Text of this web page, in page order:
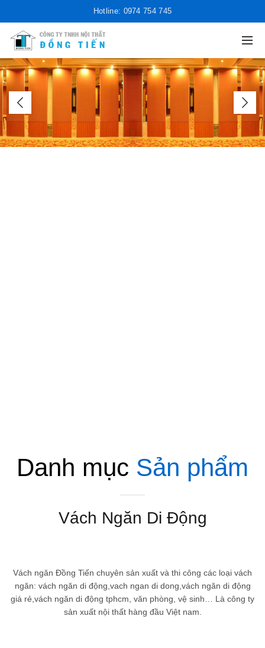
Hotline: 0974 754 745
Danh mục Sản phẩm
Vách Ngăn Di Động
Vách ngăn Đồng Tiến chuyên sản xuất và thi công các loại vách
ngăn: vách ngăn di động,vach ngan di dong,vách ngăn di động
giá rẻ,vách ngăn di động tphcm, văn phòng, vệ sinh… Là công ty
sản xuất nội thất hàng đầu Việt nam.